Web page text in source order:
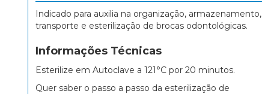
Indicado para auxilia na organização, armazenamento,
transporte e esterilização de brocas odontológicas.
Informações Técnicas
Esterilize em Autoclave a 121°C por 20 minutos.
Quer saber o passo a passo da esterilização de